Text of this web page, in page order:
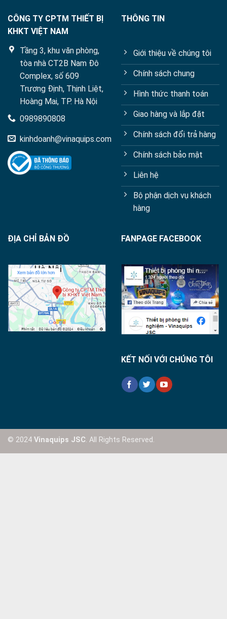
CÔNG TY CPTM THIẾT BỊ
KHKT VIỆT NAM
Tầng 3, khu văn phòng,
tòa nhà CT2B Nam Đô
Complex, số 609
Trương Định, Thịnh Liệt,
Hoàng Mai, TP. Hà Nội
0989890808
kinhdoanh@vinaquips.com
THÔNG TIN
Giới thiệu về chúng tôi
Chính sách chung
Hình thức thanh toán
Giao hàng và lắp đặt
Chính sách đổi trả hàng
Chính sách bảo mật
Liên hệ
Bộ phận dịch vụ khách
hàng
ĐỊA CHỈ BẢN ĐỒ FANPAGE FACEBOOK
KẾT NỐI VỚI CHÚNG TÔI
© 2024 Vinaquips JSC. All Rights Reserved.